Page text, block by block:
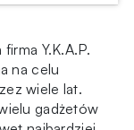
Y.K.A.P.
na celu
wiele lat.
gadżetów